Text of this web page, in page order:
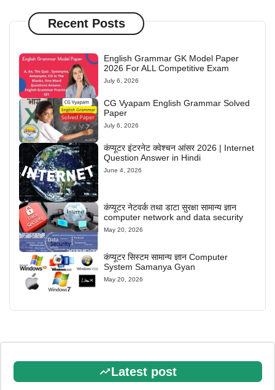
Recent Posts
English Grammar GK Model Paper
2026 For ALL Competitive Exam
July 6, 2026
CG Vyapam English Grammar Solved
Paper
July 6, 2026
कंप्यूटर इंटरनेट क्वेश्चन आंसर 2026 | Internet
Question Answer in Hindi
June 4, 2026
कंप्यूटर नेटवर्क तथा डाटा सुरक्षा सामान्य ज्ञान
computer network and data security
May 20, 2026
कंप्यूटर सिस्टम सामान्य ज्ञान Computer
System Samanya Gyan
May 20, 2026
Latest post